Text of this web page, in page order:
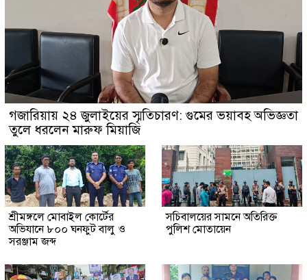
গজারিয়ায় ২৪ জুলাইয়ের স্মৃতিচারণ: গুমের ভয়াবহ অভিজ্ঞতা
তুলে ধরলেন মারুফ মিয়াজি
শ্রীমঙ্গলে মোবাইল কোর্টের
অভিযানে ৮০০ ঘনফুট বালু ও
সরঞ্জাম জব্দ
সচিবালয়ের সামনে অতিরিক্ত
পুলিশ মোতায়েন